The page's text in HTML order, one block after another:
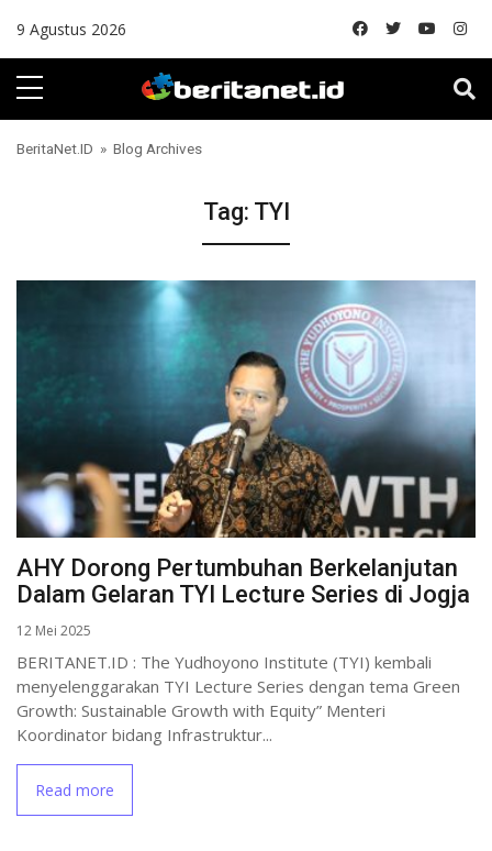
9 Agustus 2026
BeritaNet.ID » Blog Archives
Tag: TYI
AHY Dorong Pertumbuhan Berkelanjutan
Dalam Gelaran TYI Lecture Series di Jogja
12 Mei 2025
BERITANET.ID : The Yudhoyono Institute (TYI) kembali
menyelenggarakan TYI Lecture Series dengan tema Green
Growth: Sustainable Growth with Equity” Menteri
Koordinator bidang Infrastruktur...
Read more